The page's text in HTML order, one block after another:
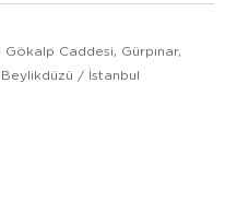
Caddesi, Gürpınar,
Beylikdüzü / İstanbul